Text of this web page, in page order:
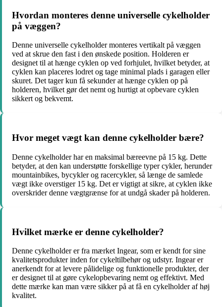
Hvordan monteres denne universelle cykelholder
på væggen?
Denne universelle cykelholder monteres vertikalt på væggen
ved at skrue den fast i den ønskede position. Holderen er
designet til at hænge cyklen op ved forhjulet, hvilket betyder, at
cyklen kan placeres lodret og tage minimal plads i garagen eller
skuret. Det tager kun få sekunder at hænge cyklen op på
holderen, hvilket gør det nemt og hurtigt at opbevare cyklen
sikkert og bekvemt.
Hvor meget vægt kan denne cykelholder bære?
Denne cykelholder har en maksimal bæreevne på 15 kg. Dette
betyder, at den kan understøtte forskellige typer cykler, herunder
mountainbikes, bycykler og racercykler, så længe de samlede
vægt ikke overstiger 15 kg. Det er vigtigt at sikre, at cyklen ikke
overskrider denne vægtgrænse for at undgå skader på holderen.
Hvilket mærke er denne cykelholder?
Denne cykelholder er fra mærket Ingear, som er kendt for sine
kvalitetsprodukter inden for cykeltilbehør og udstyr. Ingear er
anerkendt for at levere pålidelige og funktionelle produkter, der
er designet til at gøre cykelopbevaring nemt og effektivt. Med
dette mærke kan man være sikker på at få en cykelholder af høj
kvalitet.